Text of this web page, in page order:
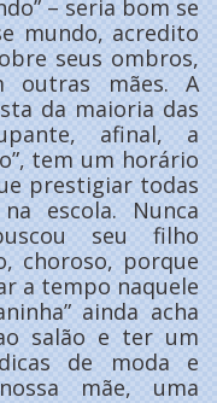
– seria bom se
mundo, acredito
seus ombros,
outras mães. A
da maioria das
afinal, a
tem um horário
prestigiar todas
escola. Nunca
seu filho
choroso, porque
a tempo naquele
ainda acha
salão e ter um
de moda e
mãe, uma